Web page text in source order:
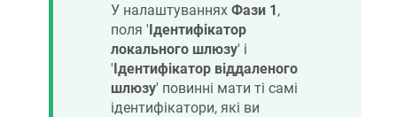
У налаштуваннях Фази 1,
поля 'Ідентифікатор
локального шлюзу' і
'Ідентифікатор віддаленого
шлюзу' повинні мати ті самі
ідентифікатори, які ви